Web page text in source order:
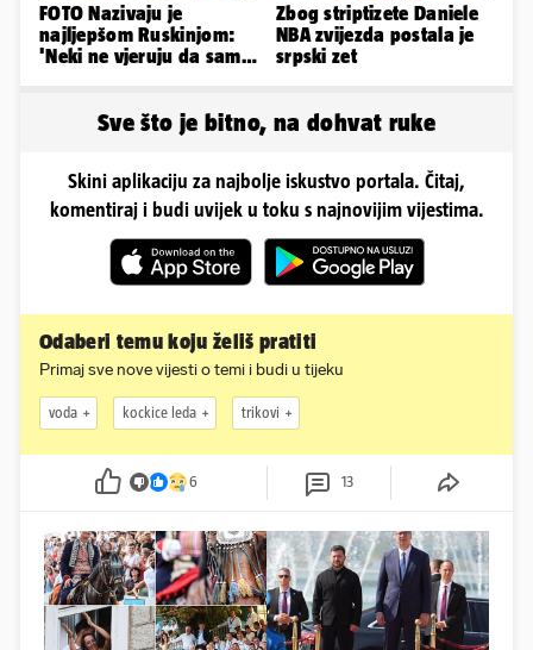
FOTO Nazivaju je
najljepšom Ruskinjom:
'Neki ne vjeruju da sam
Zbog striptizete Daniele
NBA zvijezda postala je
srpski zet
Sve što je bitno, na dohvat ruke
Skini aplikaciju za najbolje iskustvo portala. Čitaj,
komentiraj i budi uvijek u toku s najnovijim vijestima.
Odaberi temu koju želiš pratiti
Primaj sve nove vijesti o temi i budi u tijeku
voda kockice leda trikovi
6 13